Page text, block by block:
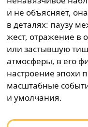
и не объясняет,
в деталях: паузу
жест, отражение в
или застывшую
атмосферы, в его
настроение эпохи
масштабные
и умолчания.